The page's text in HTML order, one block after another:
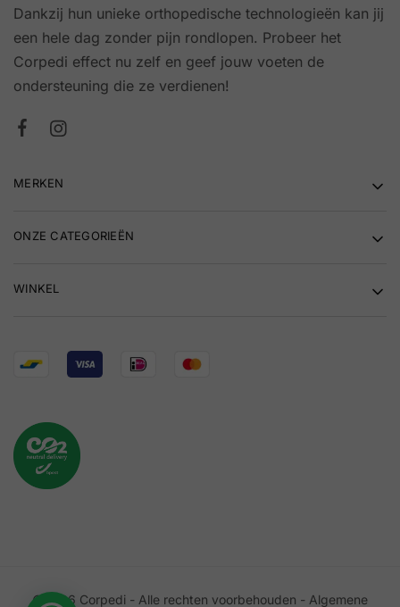
Dankzij hun unieke orthopedische technologieën kan jij
een hele dag zonder pijn rondlopen. Probeer het
Corpedi effect nu zelf en geef jouw voeten de
ondersteuning die ze verdienen!
MERKEN
ONZE CATEGORIEËN
WINKEL
©2026 Corpedi - Alle rechten voorbehouden - Algemene